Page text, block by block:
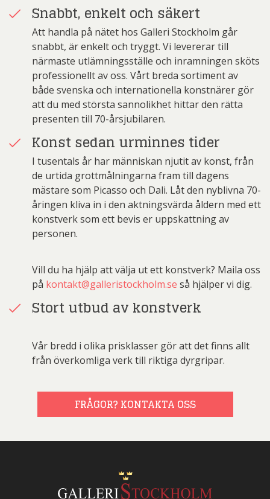
Snabbt, enkelt och säkert
Att handla på nätet hos Galleri Stockholm går
snabbt, är enkelt och tryggt. Vi levererar till
närmaste utlämningsställe och inramningen sköts
professionellt av oss. Vårt breda sortiment av
både svenska och internationella konstnärer gör
att du med största sannolikhet hittar den rätta
presenten till 70-årsjubilaren.
Konst sedan urminnes tider
I tusentals år har människan njutit av konst, från
de urtida grottmålningarna fram till dagens
mästare som Picasso och Dali. Låt den nyblivna 70-
åringen kliva in i den aktningsvärda åldern med ett
konstverk som ett bevis er uppskattning av
personen.
Vill du ha hjälp att välja ut ett konstverk? Maila oss
på kontakt@galleristockholm.se så hjälper vi dig.
Stort utbud av konstverk
Vår bredd i olika prisklasser gör att det finns allt
från överkomliga verk till riktiga dyrgripar.
FRÅGOR? KONTAKTA OSS